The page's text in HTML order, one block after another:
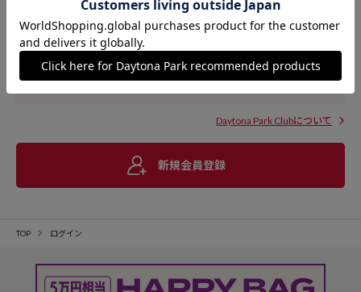
Daytona Park Clubについて
新規会員登録
TOP ログイン